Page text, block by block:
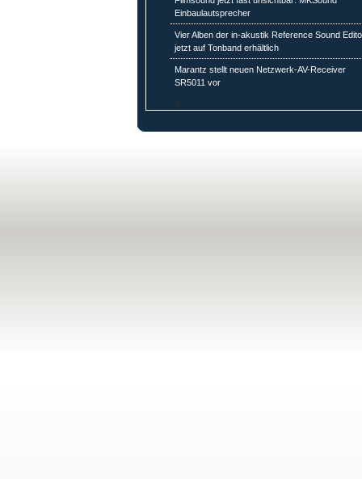
Einbaulautsprecher
Vier Alben der in-akustik Reference Sound
jetzt auf Tonband erhältlich
Marantz stellt neuen Netzwerk-AV-Receiver
SR5011 vor